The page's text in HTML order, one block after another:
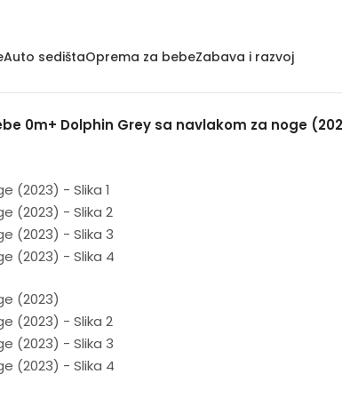
Auto sedištaOprema za bebeZabava i razvoj
0m+ Dolphin Grey sa navlakom za noge